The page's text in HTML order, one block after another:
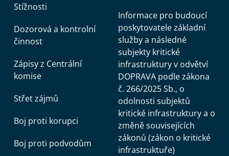
Stížnosti
Dozorová a kontrolní
činnost
Zápisy z Centrální
komise
Střet zájmů
Boj proti korupci
Boj proti podvodům
Informace pro budoucí
poskytovatele základní
služby a následné
subjekty kritické
infrastruktury v odvětví
DOPRAVA podle zákona
č. 266/2025 Sb., o
odolnosti subjektů
kritické infrastruktury a o
změně souvisejících
zákonů (zákon o kritické
infrastruktuře)